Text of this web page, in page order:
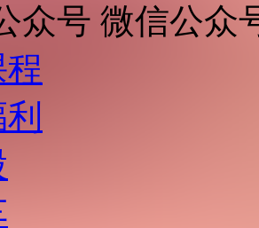
微信公众